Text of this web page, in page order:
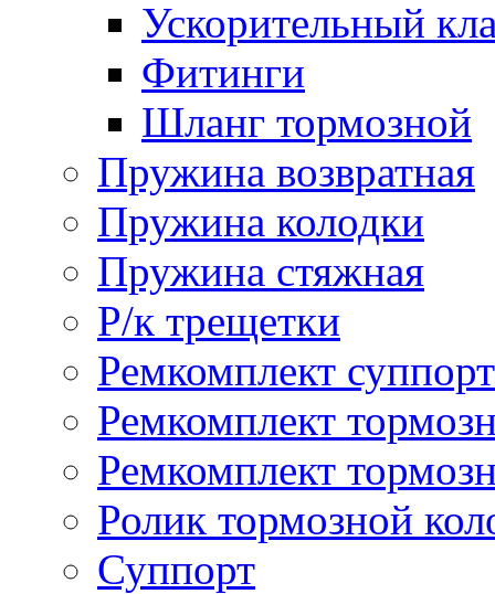
Ускорительный
Фитинги
Шланг тормозной
Пружина возвратная
Пружина колодки
Пружина стяжная
Р/к трещетки
Ремкомплект
Ремкомплект
Ремкомплект
Ролик тормозной
Суппорт